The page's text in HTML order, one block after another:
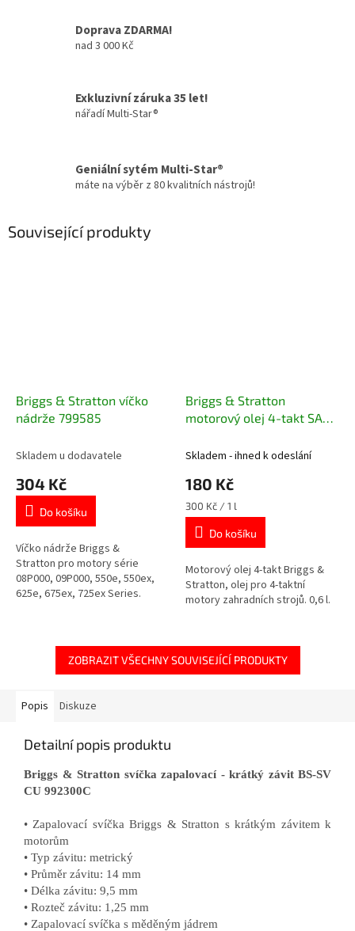
Doprava ZDARMA!
nad 3 000 Kč
Exkluzivní záruka 35 let!
nářadí Multi-Star®
Geniální sytém Multi-Star®
máte na výběr z 80 kvalitních nástrojů!
Související produkty
Briggs & Stratton víčko
nádrže 799585
Skladem u dodavatele
304 Kč
Do košíku
Víčko nádrže Briggs &
Stratton pro motory série
08P000, 09P000, 550e, 550ex,
625e, 675ex, 725ex Series.
Briggs & Stratton
motorový olej 4-takt SAE
Skladem - ihned k odeslání
180 Kč
Měrná
cena:
300 Kč / 1 l
Do košíku
Motorový olej 4-takt Briggs &
Stratton, olej pro 4-taktní
motory zahradních strojů. 0,6 l.
ZOBRAZIT VŠECHNY SOUVISEJÍCÍ PRODUKTY
Popis Diskuze
Detailní popis produktu
Briggs & Stratton svíčka zapalovací - krátký závit BS-SV
CU 992300C
• Zapalovací svíčka Briggs & Stratton s krátkým závitem k
motorům
• Typ závitu: metrický
• Průměr závitu: 14 mm
• Délka závitu: 9,5 mm
• Rozteč závitu: 1,25 mm
• Zapalovací svíčka s měděným jádrem